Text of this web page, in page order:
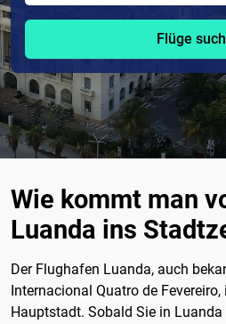
Flüge
Wie kommt man
Luanda ins
Der Flughafen Luanda, auch
Internacional Quatro de
Hauptstadt. Sobald Sie in Luanda